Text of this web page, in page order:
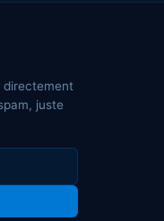
directement
juste